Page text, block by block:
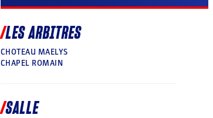
LES ARBITRES
CHOTEAU MAELYS
CHAPEL ROMAIN
SALLE